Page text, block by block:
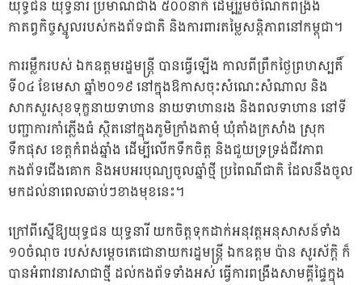
យុទ្ធជន យុទ្ធនារី ប្រមាណជាង ៥០០នាក់ ដើម្បីរួមចំណែកពង្រឹង
កាតព្វកិច្ចស្នូលរបស់កងព័ទជាតិ និងការពារតម្លៃសន្តិភាពនៅកម្ពុជា។
ការរម្លឹករបស់ ឯកឧត្តមរដ្ឋមន្ត្រី បានធ្វើឡើង កាលពីព្រឹកថ្ងៃព្រហស្បតិ៍
ទី០៤ ខែមេសា ឆ្នាំ២០១៩ នៅក្នុងឱកាសចុះសំណេះសំណាល និង
សាកសួរសុខទុក្ខនាយទាហាន នាយទាហានរង និងពលទាហាន នៅទី
បញ្ជាការកាំភ្លើងធំ ស្ថិតនៅក្នុងភូមិក្រាំងតាមុំ ឃុំតាំងក្រសាំង ស្រុក
ទឹកផុស ខេត្តកំពង់ឆ្នាំង ដើម្បីលើកទឹកចិត្ត និងជួយទ្រទ្រង់ជីវភាព
កងព័ទជើងគោក និងអបអរបុណ្យចូលឆ្នាំថ្មី ប្រពៃណីជាតិ ដែលនឹងចូល
មកដល់នាពេលឆាប់ៗខាងមុខនេះ។
ក្រៅពីស្នើឱ្យយុទ្ធជន យុទ្ធនារី យកចិត្តទុកដាក់អនុវត្តអនុសាសន៍ទាំង
១០ចំណុច របស់សម្តេចតេជោនាយករដ្ឋមន្ត្រី ឯកឧត្តម ប៉ាន សូរស័ក្តិ ក៏
បានអំពាវនាវសាជាថ្មី ដល់កងព័ទទាំងអស់ ធ្វើការពង្រឹងសាមគ្គីផ្ទៃក្នុង